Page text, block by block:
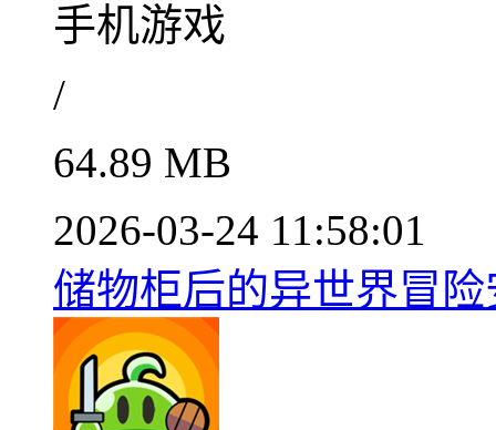
手机游戏
/
64.89 MB
2026-03-24 11:58:01
储物柜后的异世界冒